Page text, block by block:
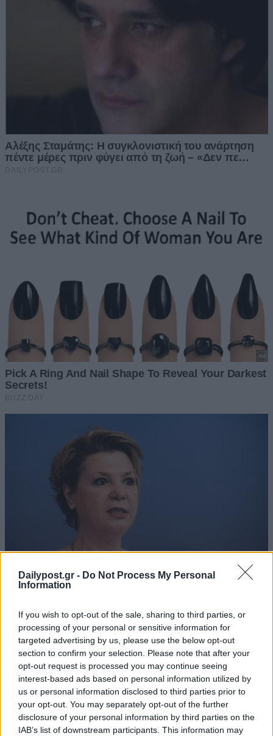
Dailypost.gr - Do Not Process My Personal
Information
If you wish to opt-out of the sale, sharing to third parties, or
processing of your personal or sensitive information for
targeted advertising by us, please use the below opt-out
section to confirm your selection. Please note that after your
opt-out request is processed you may continue seeing
interest-based ads based on personal information utilized by
us or personal information disclosed to third parties prior to
your opt-out. You may separately opt-out of the further
disclosure of your personal information by third parties on the
IAB’s list of downstream participants. This information may